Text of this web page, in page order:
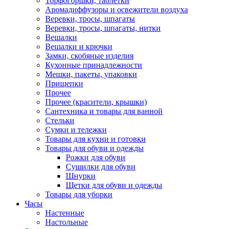
Аромадиффузоры и освежители воздуха
Веревки, тросы, шпагаты
Веревки, тросы, шпагаты, нитки
Вешалки
Вешалки и крючки
Замки, скобяные изделия
Кухонные принадлежности
Мешки, пакеты, упаковки
Прищепки
Прочее
Прочее (красители, крышки)
Сантехника и товары для ванной
Стельки
Сумки и тележки
Товары для кухни и готовки
Товары для обуви и одежды
Рожки для обуви
Сушилки для обуви
Шнурки
Щетки для обуви и одежды
Товары для уборки
Часы
Настенные
Настольные